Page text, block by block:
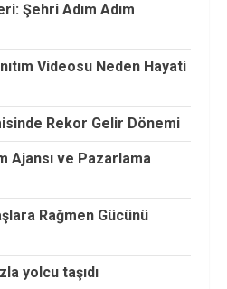
Şehri Adım Adım
Videosu Neden Hayati
Rekor Gelir Dönemi
Ajansı ve Pazarlama
Rağmen Gücünü
yolcu taşıdı